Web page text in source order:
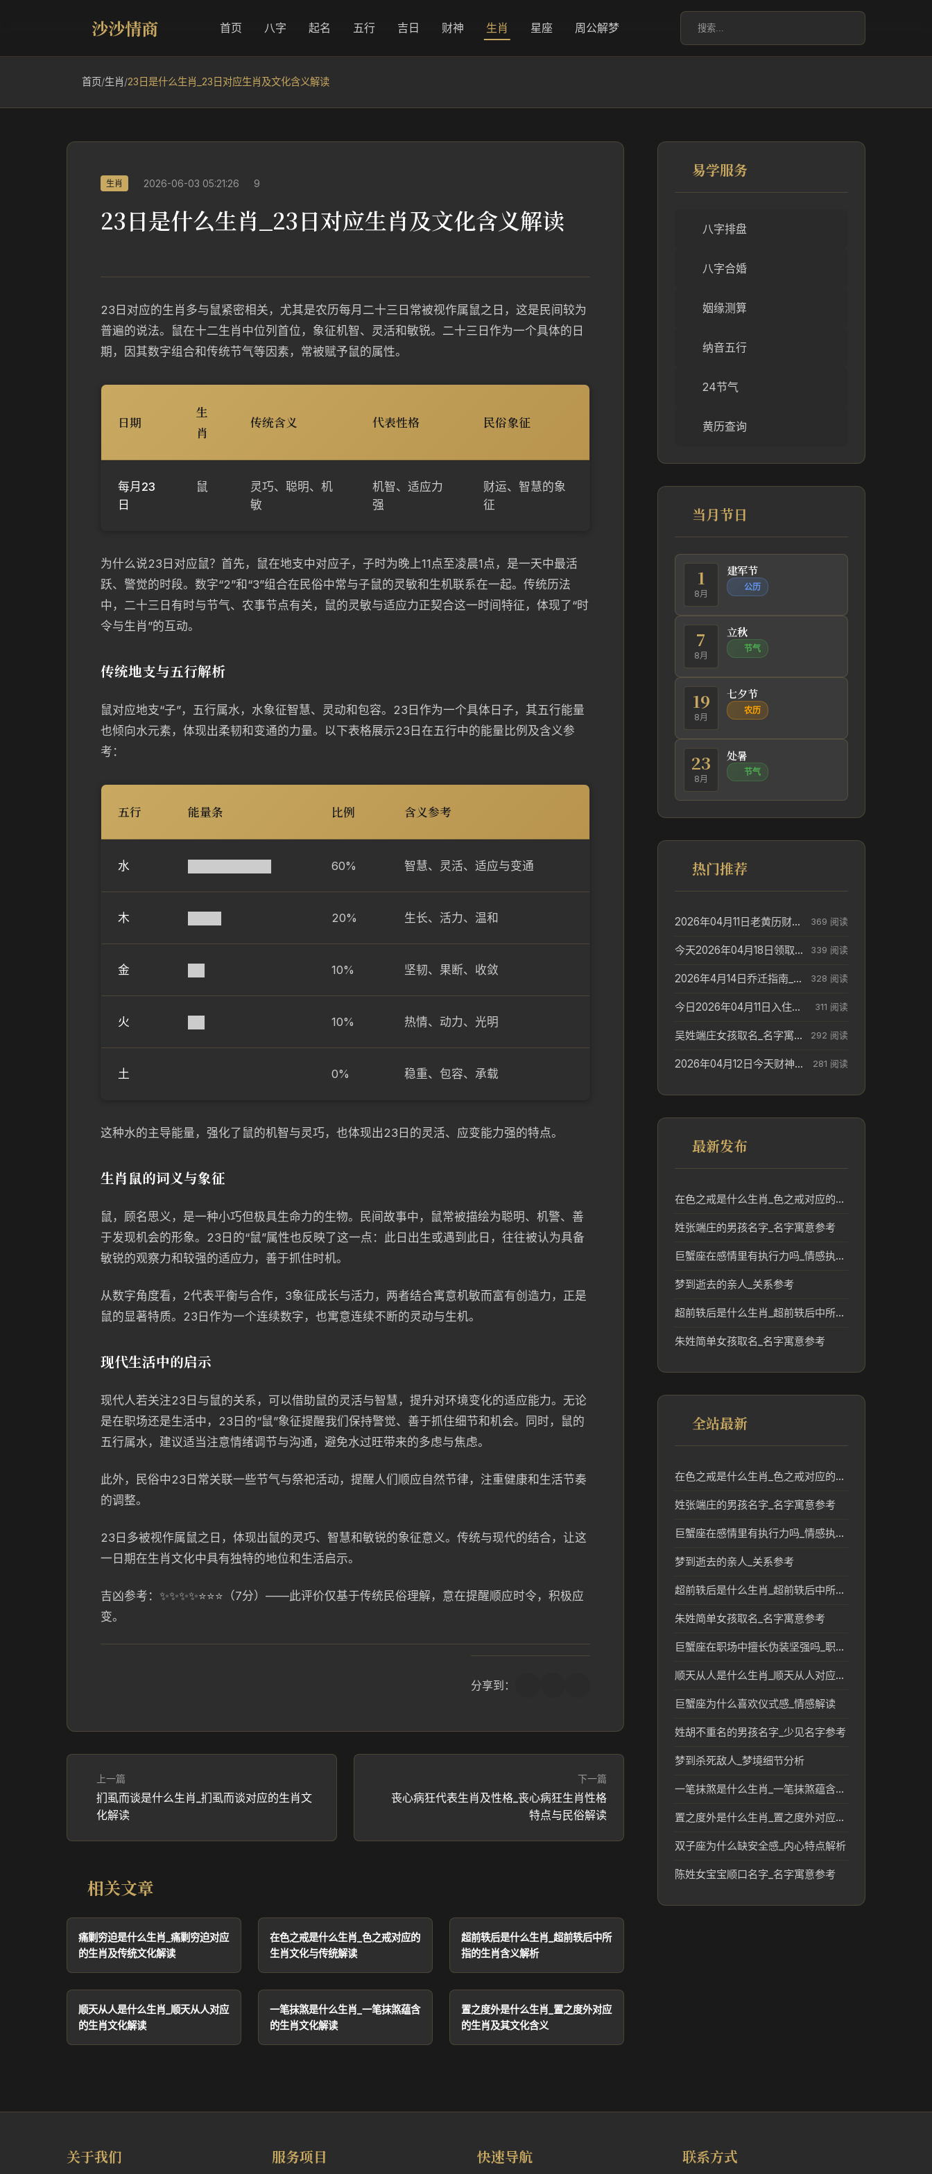
沙沙情商 首页 八字 起名 五行 吉日 财神 生肖 星座 周公解梦
首页/生肖/23日是什么生肖_23日对应生肖及文化含义解读
生肖 2026-06-03 05:21:26 9
23日是什么生肖_23日对应生肖及文化含义解读
23日对应的生肖多与鼠紧密相关，尤其是农历每月二十三日常被视作属鼠之日，这是民间较为
普遍的说法。鼠在十二生肖中位列首位，象征机智、灵活和敏锐。二十三日作为一个具体的日
期，因其数字组合和传统节气等因素，常被赋予鼠的属性。
日期
生
肖
传统含义 代表性格 民俗象征
每月23
日
鼠
灵巧、聪明、机
敏
机智、适应力
强
财运、智慧的象
征
为什么说23日对应鼠？首先，鼠在地支中对应子，子时为晚上11点至凌晨1点，是一天中最活
跃、警觉的时段。数字“2”和“3”组合在民俗中常与子鼠的灵敏和生机联系在一起。传统历法
中，二十三日有时与节气、农事节点有关，鼠的灵敏与适应力正契合这一时间特征，体现了“时
令与生肖”的互动。
传统地支与五行解析
鼠对应地支“子”，五行属水，水象征智慧、灵动和包容。23日作为一个具体日子，其五行能量
也倾向水元素，体现出柔韧和变通的力量。以下表格展示23日在五行中的能量比例及含义参
考：
五行 能量条 比例 含义参考
水 60% 智慧、灵活、适应与变通
木 20% 生长、活力、温和
金 10% 坚韧、果断、收敛
火 10% 热情、动力、光明
土 0% 稳重、包容、承载
这种水的主导能量，强化了鼠的机智与灵巧，也体现出23日的灵活、应变能力强的特点。
生肖鼠的词义与象征
鼠，顾名思义，是一种小巧但极具生命力的生物。民间故事中，鼠常被描绘为聪明、机警、善
于发现机会的形象。23日的“鼠”属性也反映了这一点：此日出生或遇到此日，往往被认为具备
敏锐的观察力和较强的适应力，善于抓住时机。
从数字角度看，2代表平衡与合作，3象征成长与活力，两者结合寓意机敏而富有创造力，正是
鼠的显著特质。23日作为一个连续数字，也寓意连续不断的灵动与生机。
现代生活中的启示
现代人若关注23日与鼠的关系，可以借助鼠的灵活与智慧，提升对环境变化的适应能力。无论
是在职场还是生活中，23日的“鼠”象征提醒我们保持警觉、善于抓住细节和机会。同时，鼠的
五行属水，建议适当注意情绪调节与沟通，避免水过旺带来的多虑与焦虑。
此外，民俗中23日常关联一些节气与祭祀活动，提醒人们顺应自然节律，注重健康和生活节奏
的调整。
23日多被视作属鼠之日，体现出鼠的灵巧、智慧和敏锐的象征意义。传统与现代的结合，让这
一日期在生肖文化中具有独特的地位和生活启示。
吉凶参考：✨✨✨✨⭐⭐⭐（7分）——此评价仅基于传统民俗理解，意在提醒顺应时令，积极应
变。
分享到：
上一篇
扪虱而谈是什么生肖_扪虱而谈对应的生肖文
化解读
下一篇
丧心病狂代表生肖及性格_丧心病狂生肖性格
特点与民俗解读
相关文章
痛剿穷迫是什么生肖_痛剿穷迫对应
的生肖及传统文化解读
在色之戒是什么生肖_色之戒对应的
生肖文化与传统解读
超前轶后是什么生肖_超前轶后中所
指的生肖含义解析
顺天从人是什么生肖_顺天从人对应
的生肖文化解读
一笔抹煞是什么生肖_一笔抹煞蕴含
的生肖文化解读
置之度外是什么生肖_置之度外对应
的生肖及其文化含义
易学服务
八字排盘
八字合婚
姻缘测算
纳音五行
24节气
黄历查询
当月节日
1
8月
建军节
公历
7
8月
立秋
节气
19
8月
七夕节
农历
23
8月
处暑
节气
热门推荐
2026年04月11日老黄历财神方位_财神方位与供奉讲究 369 阅读
今天2026年04月18日领取结婚证老黄历不适合吗_领证日期参考 339 阅读
2026年4月14日乔迁指南_搬家择日参考 328 阅读
今日2026年04月11日入住新居老黄历不适宜吗_搬家择日参考 311 阅读
吴姓端庄女孩取名_名字寓意参考 292 阅读
2026年04月12日今天财神在哪个吉位_财神方位参考 281 阅读
最新发布
在色之戒是什么生肖_色之戒对应的生肖文化与传统解读
姓张端庄的男孩名字_名字寓意参考
巨蟹座在感情里有执行力吗_情感执行力解析
梦到逝去的亲人_关系参考
超前轶后是什么生肖_超前轶后中所指的生肖含义解析
朱姓简单女孩取名_名字寓意参考
全站最新
在色之戒是什么生肖_色之戒对应的生肖文化与传统解读
姓张端庄的男孩名字_名字寓意参考
巨蟹座在感情里有执行力吗_情感执行力解析
梦到逝去的亲人_关系参考
超前轶后是什么生肖_超前轶后中所指的生肖含义解析
朱姓简单女孩取名_名字寓意参考
巨蟹座在职场中擅长伪装坚强吗_职场性格解析
顺天从人是什么生肖_顺天从人对应的生肖文化解读
巨蟹座为什么喜欢仪式感_情感解读
姓胡不重名的男孩名字_少见名字参考
梦到杀死敌人_梦境细节分析
一笔抹煞是什么生肖_一笔抹煞蕴含的生肖文化解读
置之度外是什么生肖_置之度外对应的生肖及其文化含义
双子座为什么缺安全感_内心特点解析
陈姓女宝宝顺口名字_名字寓意参考
关于我们 服务项目 快速导航 联系方式